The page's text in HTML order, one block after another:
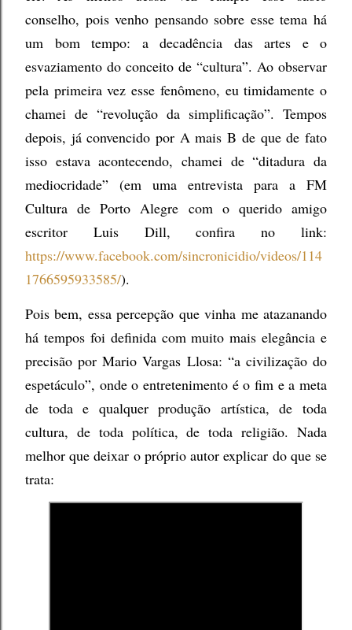
conselho, pois venho pensando sobre esse tema há
um bom tempo: a decadência das artes e o
esvaziamento do conceito de “cultura”. Ao observar
pela primeira vez esse fenômeno, eu timidamente o
chamei de “revolução da simplificação”. Tempos
depois, já convencido por A mais B de que de fato
isso estava acontecendo, chamei de “ditadura da
mediocridade” (em uma entrevista para a FM
Cultura de Porto Alegre com o querido amigo
escritor Luis Dill, confira no link:
https://www.facebook.com/sincronicidio/videos/114
1766595933585/).
Pois bem, essa percepção que vinha me atazanando
há tempos foi definida com muito mais elegância e
precisão por Mario Vargas Llosa: “a civilização do
espetáculo”, onde o entretenimento é o fim e a meta
de toda e qualquer produção artística, de toda
cultura, de toda política, de toda religião. Nada
melhor que deixar o próprio autor explicar do que se
trata: